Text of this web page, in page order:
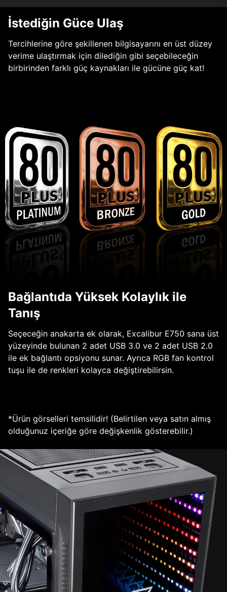
İstediğin Güce Ulaş
Tercihlerine göre şekillenen bilgisayarını en üst düzey
verime ulaştırmak için dilediğin gibi seçebileceğin
birbirinden farklı güç kaynakları ile gücüne güç kat!
Bağlantıda Yüksek Kolaylık ile
Tanış
Seçeceğin anakarta ek olarak, Excalibur E750 sana üst
yüzeyinde bulunan 2 adet USB 3.0 ve 2 adet USB 2.0
ile ek bağlantı opsiyonu sunar. Ayrıca RGB fan kontrol
tuşu ile de renkleri kolayca değiştirebilirsin.
*Ürün görselleri temsilidir! (Belirtilen veya satın almış
olduğunuz içeriğe göre değişkenlik gösterebilir.)